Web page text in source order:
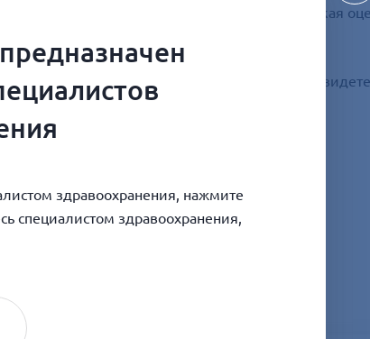
коллагеновых волокон, поэтому клиническая
снижалась по сравнению с контролем, что
здравоохранения, нажмите
специалистом здравоохранения,